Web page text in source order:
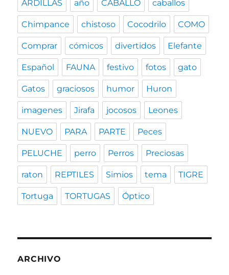
ARDILLAS año CABALLO caballos
Chimpance chistoso Cocodrilo COMO
Comprar cómicos divertidos Elefante
Español FAUNA festivo fotos gato
Gatos graciosos humor Huron
imagenes Jirafa jocosos Leones
NUEVO PARA PARTE Peces
PELUCHE perro Perros Preciosas
raton REPTILES Simios tema TIGRE
Tortuga TORTUGAS Óptico
ARCHIVO